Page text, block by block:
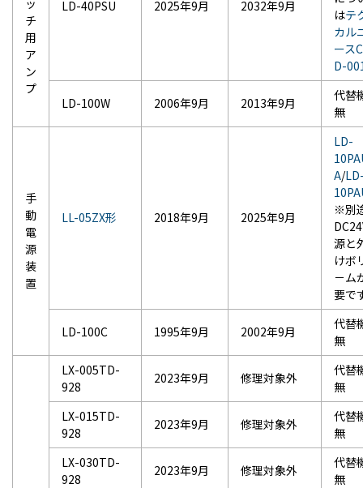
ッ
チ
用
ア
ン
プ
LD-40PSU 2025年9月 2032年9月
はテ
カル
ース
D-
LD-100W 2006年9月 2013年9月
代替
無
手
動
電
源
装
置
LL-05ZX形 2018年9月 2025年9月
LD-
A/
※別
源と
けボ
－ム
要で
LD-100C 1995年9月 2002年9月
代替
無
LX-005TD-
928
2023年9月 修理対象外
代替
無
LX-015TD-
928
2023年9月 修理対象外
代替
無
LX-030TD-
928
2023年9月 修理対象外
代替
無